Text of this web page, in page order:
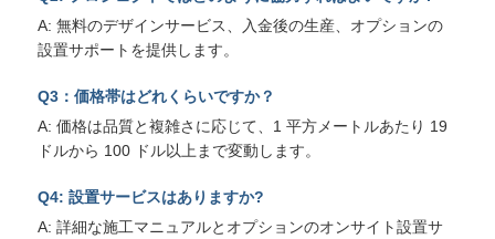
A: 無料のデザインサービス、入金後の生産、オプションの
設置サポートを提供します。
Q3：価格帯はどれくらいですか？
A: 価格は品質と複雑さに応じて、1 平方メートルあたり 19
ドルから 100 ドル以上まで変動します。
Q4: 設置サービスはありますか?
A: 詳細な施工マニュアルとオプションのオンサイト設置サ